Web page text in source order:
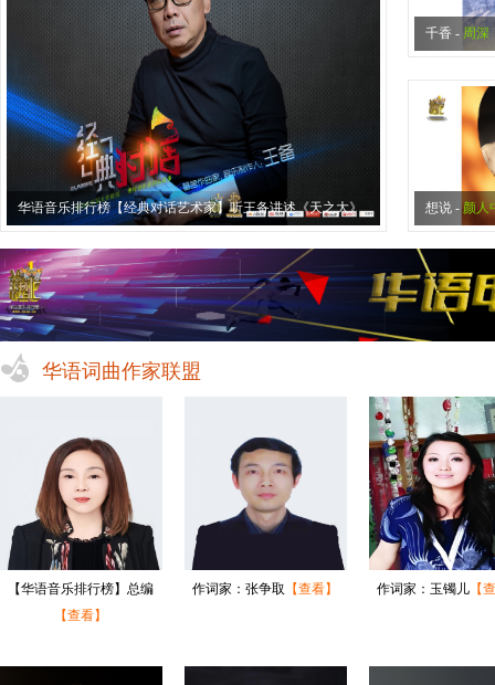
华语音乐排行榜【经典对话艺术家】听王备讲述《天之大》
千香 - 周深
想说 - 颜人
华语词曲作家联盟
【华语音乐排行榜】总编
【查看】
作词家：张争取 【查看】 作词家：玉镯儿 【